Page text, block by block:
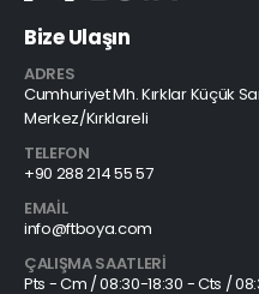
Bize Ulaşın
ADRES
Cumhuriyet Mh. Kırklar Küçük
Merkez/Kırklareli
TELEFON
+90 288 214 55 57
EMAIL
info@ftboya.com
ÇALIŞMA SAATLERI
Pts - Cm / 08:30-18:30 - Cts /